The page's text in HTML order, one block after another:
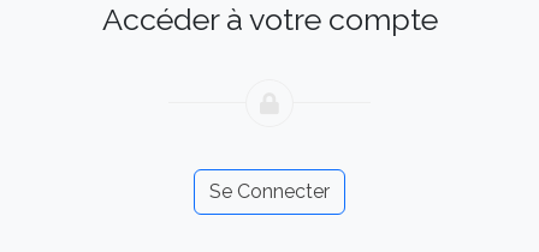
Accéder à votre compte
Se Connecter